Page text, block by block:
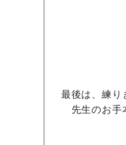
最後は、練り
先生のお手本